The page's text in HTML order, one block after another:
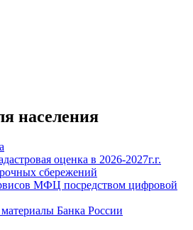
населения
оценка в 2026-2027г.г.
сбережений
МФЦ посредством цифровой
Банка России